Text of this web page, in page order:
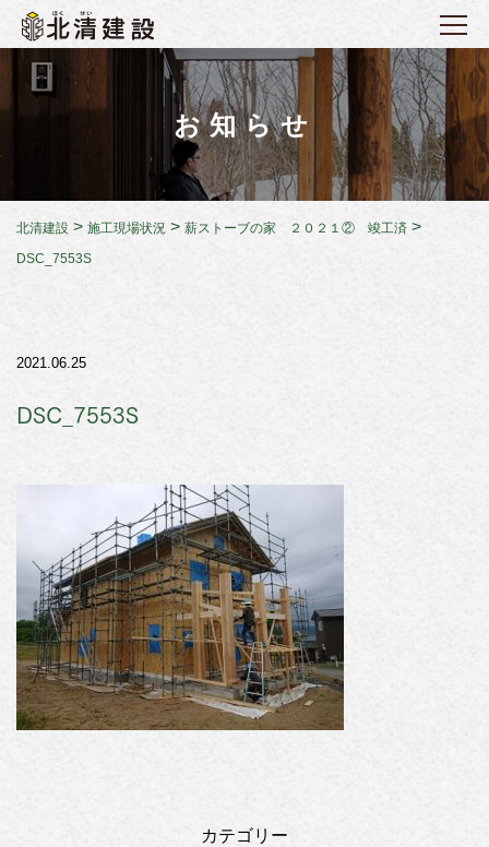
お知らせ
北清建設 > 施工現場状況 > 薪ストーブの家 ２０２１② 竣工済 >
DSC_7553S
2021.06.25
DSC_7553S
カテゴリー